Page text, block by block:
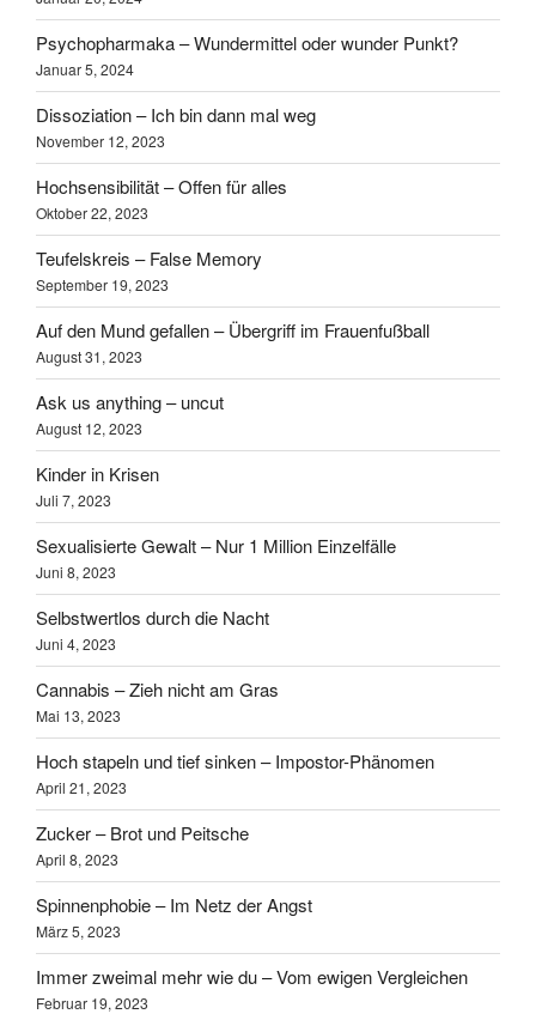
Psychopharmaka – Wundermittel oder wunder Punkt?
Januar 5, 2024
Dissoziation – Ich bin dann mal weg
November 12, 2023
Hochsensibilität – Offen für alles
Oktober 22, 2023
Teufelskreis – False Memory
September 19, 2023
Auf den Mund gefallen – Übergriff im Frauenfußball
August 31, 2023
Ask us anything – uncut
August 12, 2023
Kinder in Krisen
Juli 7, 2023
Sexualisierte Gewalt – Nur 1 Million Einzelfälle
Juni 8, 2023
Selbstwertlos durch die Nacht
Juni 4, 2023
Cannabis – Zieh nicht am Gras
Mai 13, 2023
Hoch stapeln und tief sinken – Impostor-Phänomen
April 21, 2023
Zucker – Brot und Peitsche
April 8, 2023
Spinnenphobie – Im Netz der Angst
März 5, 2023
Immer zweimal mehr wie du – Vom ewigen Vergleichen
Februar 19, 2023